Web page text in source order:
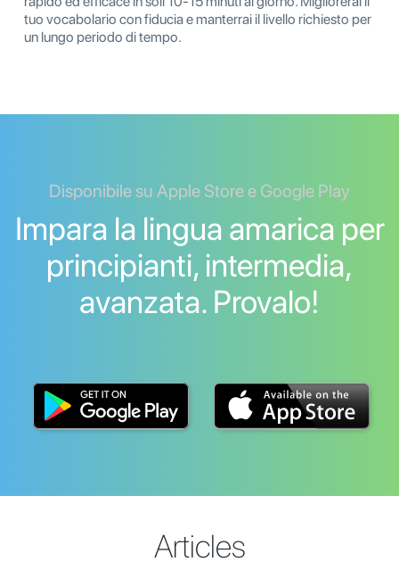
tuo vocabolario con fiducia e manterrai il livello richiesto per
un lungo periodo di tempo.
Disponibile su Apple Store e Google Play
Impara la lingua amarica per
principianti, intermedia,
avanzata. Provalo!
Articles